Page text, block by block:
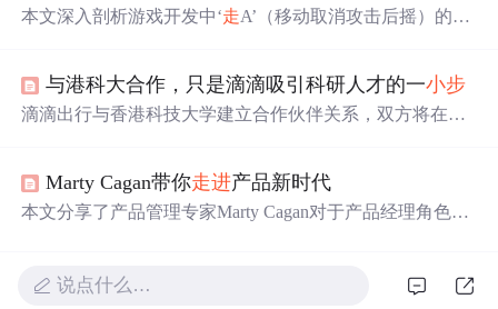
爱。
本文深入剖析游戏开发中‘走A’（移动取消攻击后摇）的底
影响，并提供定量验证方法、操作优化策略及开发者设计
建议。重点强调其在MOBA等类型中提升战术机动性而非
与港科大合作，只是滴滴吸引科研人才的一小步
滴滴出行与香港科技大学建立合作伙伴关系，双方将在智
Marty Cagan带你走进产品新时代
本文分享了产品管理专家Marty Cagan对于产品经理角色的
说点什么…